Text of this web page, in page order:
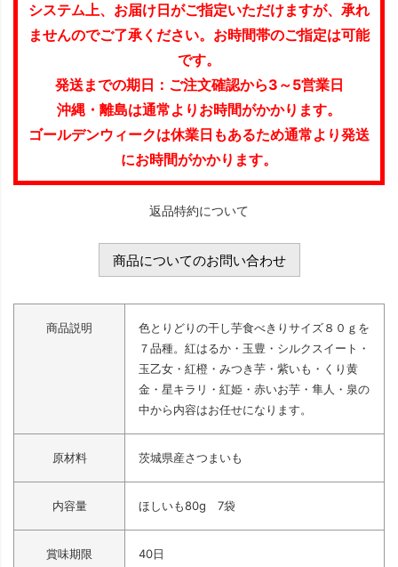
システム上、お届け日がご指定いただけますが、承れ
ませんのでご了承ください。お時間帯のご指定は可能
です。
発送までの期日：ご注文確認から3～5営業日
沖縄・離島は通常よりお時間がかかります。
ゴールデンウィークは休業日もあるため通常より発送
にお時間がかかります。
返品特約について
商品についてのお問い合わせ
商品説明
色とりどりの干し芋食べきりサイズ８０ｇを
７品種。紅はるか・玉豊・シルクスイート・
玉乙女・紅橙・みつき芋・紫いも・くり黄
金・星キラリ・紅姫・赤いお芋・隼人・泉の
中から内容はお任せになります。
原材料 茨城県産さつまいも
内容量 ほしいも80g 7袋
賞味期限 40日